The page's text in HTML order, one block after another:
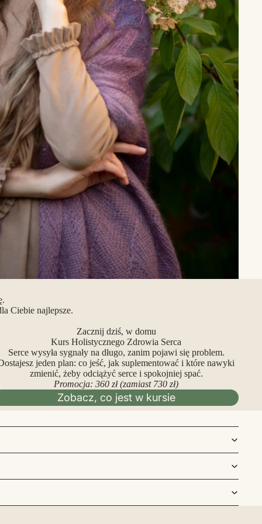
Ciebie najlepsze.
Zacznij dziś, w domu
Kurs Holistycznego Zdrowia Serca
Serce wysyła sygnały na długo, zanim pojawi się problem.
jeden plan: co jeść, jak suplementować i które nawyki
zmienić, żeby odciążyć serce i spokojniej spać.
Promocja: 360 zł (zamiast 730 zł)
Zobacz, co jest w kursie